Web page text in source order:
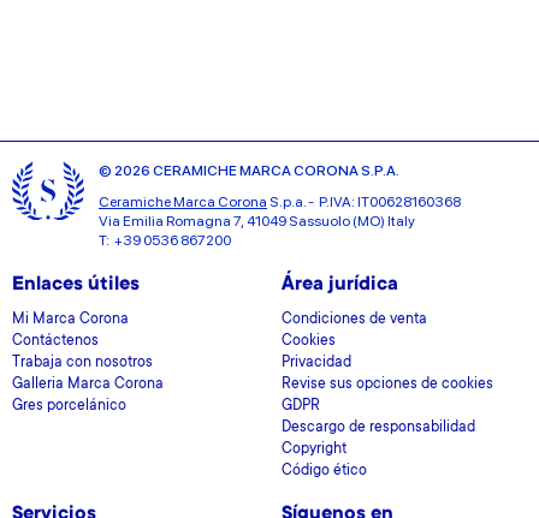
© 2026 CERAMICHE MARCA CORONA S.P.A.
Ceramiche Marca Corona S.p.a. - P.IVA: IT00628160368
Via Emilia Romagna 7, 41049 Sassuolo (MO) Italy
T: +39 0536 867200
Enlaces útiles
Mi Marca Corona
Contáctenos
Trabaja con nosotros
Galleria Marca Corona
Gres porcelánico
Área jurídica
Condiciones de venta
Cookies
Privacidad
Revise sus opciones de cookies
GDPR
Descargo de responsabilidad
Copyright
Código ético